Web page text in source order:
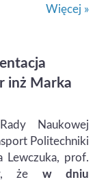
Więcej »
inż Marka
Naukowej
Politechniki
Lewczuka, prof.
że w dniu